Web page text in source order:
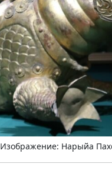
Изображение: Нарыйа